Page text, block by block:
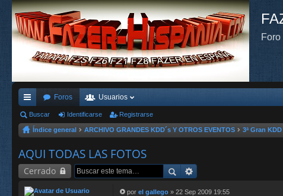
nl
ac
es
rá
pi
Foros Usuarios
Buscar Identificarse Registrarse
Índice general ARCHIVO GRANDES KDD´s Y OTROS EVENTOS 3ª Gran
AQUI TODAS LAS FOTOS
Cerrado
por el gallego » 22 Sep 2009 19:55